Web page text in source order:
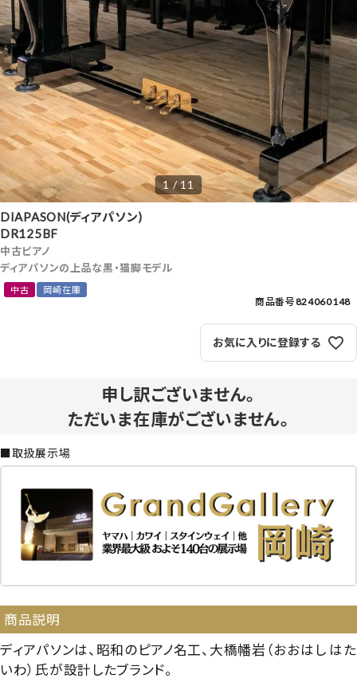
1 / 11
DIAPASON(ディアパソン)
DR125BF
中古ピアノ
ディアパソンの上品な黒・猫脚モデル
中古 岡崎在庫
商品番号 824060148
お気に入りに登録する
申し訳ございません。
ただいま在庫がございません。
■取扱展示場
商品説明
ディアパソンは、昭和のピアノ名工、大橋幡岩（おおはし はた
いわ）氏が設計したブランド。